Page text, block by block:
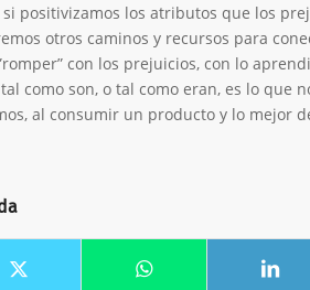
positivizamos los atributos que los
otros caminos y recursos para
con los prejuicios, con lo
como son, o tal como eran, es lo que
al consumir un producto y lo mejor